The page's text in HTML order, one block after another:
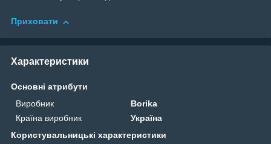
Приховати
Характеристики
Основні атрибути
Виробник
Borika
Країна виробник
Україна
Користувальницькі характеристики